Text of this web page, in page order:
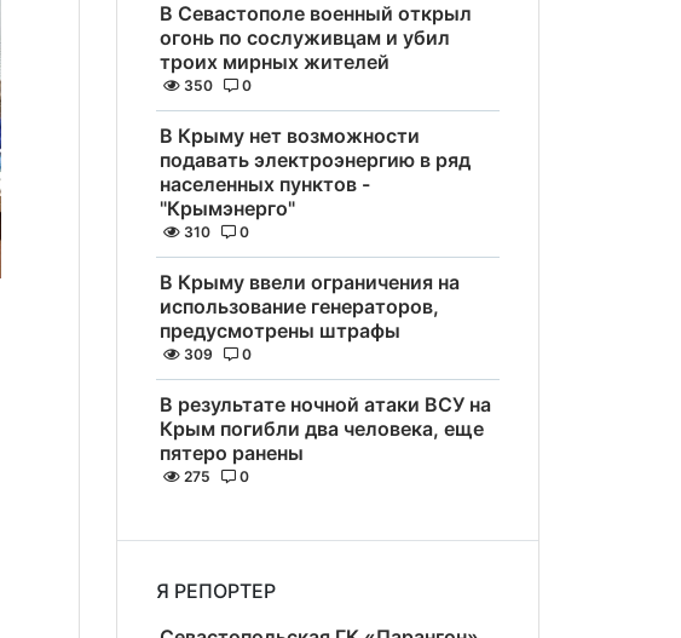
В Севастополе военный открыл
огонь по сослуживцам и убил
троих мирных жителей
350 0
В Крыму нет возможности
подавать электроэнергию в ряд
населенных пунктов -
"Крымэнерго"
310 0
В Крыму ввели ограничения на
использование генераторов,
предусмотрены штрафы
309 0
В результате ночной атаки ВСУ на
Крым погибли два человека, еще
пятеро ранены
275 0
Я РЕПОРТЕР